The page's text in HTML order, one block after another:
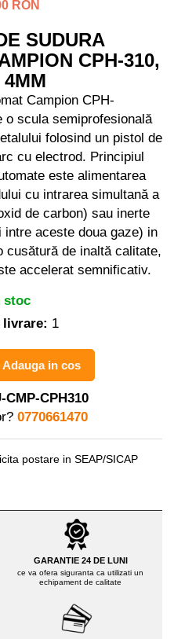
RON
SUDURA
CPH-310,
Campion CPH-
o scula semiprofesională
folosind un pistol de
cu electrod. Principiul
este alimentarea
cu intrarea simultană a
de carbon) sau inerte
aceste doua gaze) in
cusătură de inaltă calitate,
accelerat semnificativ.
stoc
livrare: 1
Adauga in cos
CMP-CPH310
0770661470
postare in SEAP/SICAP
GARANTIE 24 DE LUNI
ce va ofera siguranta ca utilizati un
echipament de calitate